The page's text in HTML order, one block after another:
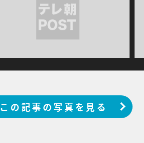
この記事の写真を見る